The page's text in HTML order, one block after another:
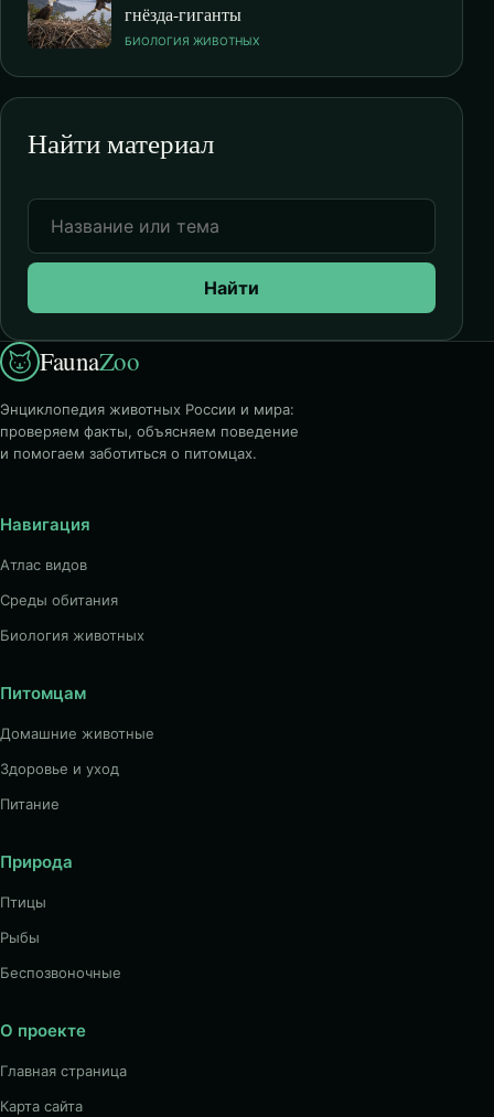
гнёзда-гиганты
БИОЛОГИЯ ЖИВОТНЫХ
Найти материал
Найти
FaunaZoo
Энциклопедия животных России и мира:
проверяем факты, объясняем поведение
и помогаем заботиться о питомцах.
Навигация
Атлас видов
Среды обитания
Биология животных
Питомцам
Домашние животные
Здоровье и уход
Питание
Природа
Птицы
Рыбы
Беспозвоночные
О проекте
Главная страница
Карта сайта